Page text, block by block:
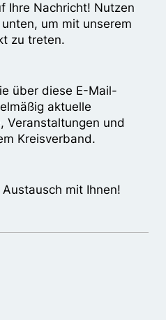
Ihre Nachricht! Nutzen
um mit unserem
zu treten.
über diese E-Mail-
aktuelle
Veranstaltungen und
Kreisverband.
mit Ihnen!